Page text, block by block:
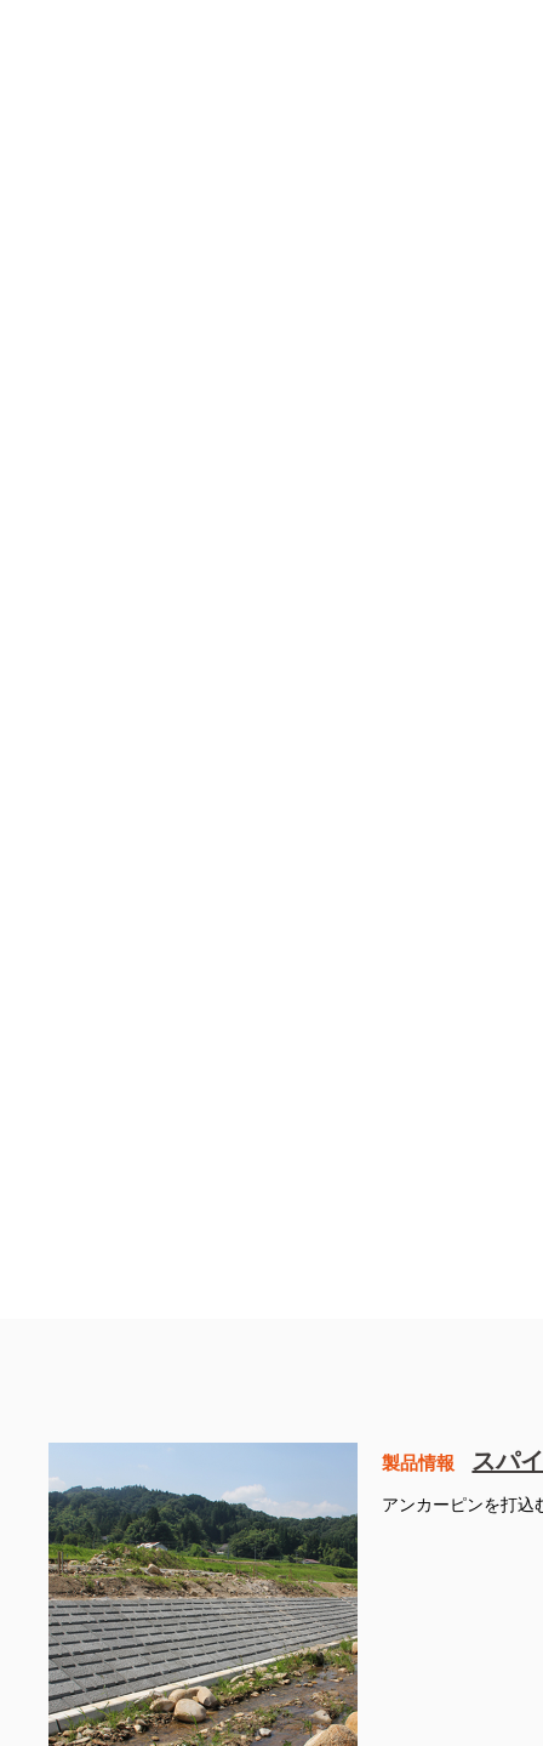
製品情報 スパ
アンカーピンを打込